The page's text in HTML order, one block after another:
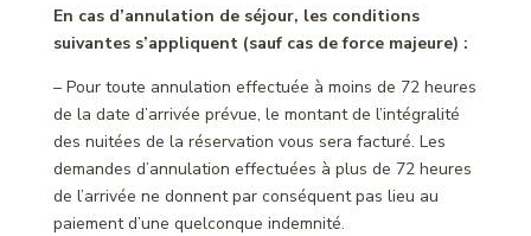
En cas d’annulation de séjour, les conditions
suivantes s’appliquent (sauf cas de force majeure) :
– Pour toute annulation effectuée à moins de 72 heures
de la date d’arrivée prévue, le montant de l’intégralité
des nuitées de la réservation vous sera facturé. Les
demandes d’annulation effectuées à plus de 72 heures
de l’arrivée ne donnent par conséquent pas lieu au
paiement d’une quelconque indemnité.